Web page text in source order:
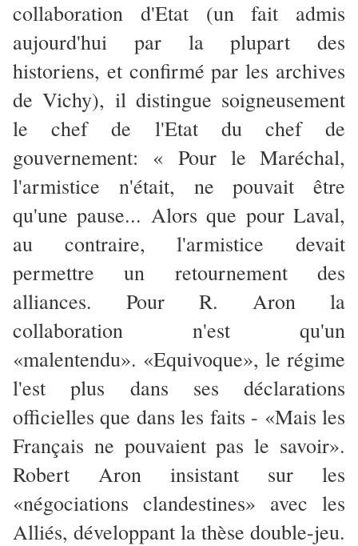
collaboration d'Etat (un fait admis
aujourd'hui par la plupart des
historiens, et confirmé par les archives
de Vichy), il distingue soigneusement
le chef de l'Etat du chef de
gouvernement: « Pour le Maréchal,
l'armistice n'était, ne pouvait être
qu'une pause... Alors que pour Laval,
au contraire, l'armistice devait
permettre un retournement des
alliances. Pour R. Aron la
collaboration n'est qu'un
«malentendu». «Equivoque», le régime
l'est plus dans ses déclarations
officielles que dans les faits - «Mais les
Français ne pouvaient pas le savoir».
Robert Aron insistant sur les
«négociations clandestines» avec les
Alliés, développant la thèse double-jeu.